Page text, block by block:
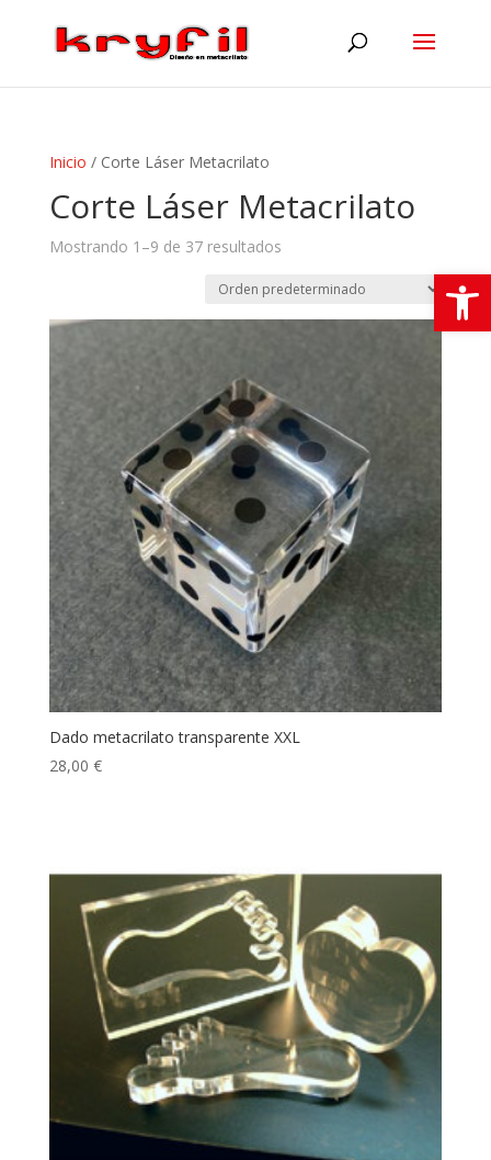
Inicio / Corte Láser Metacrilato
Corte Láser Metacrilato
Mostrando 1–9 de 37 resultados
Dado metacrilato transparente XXL
28,00 €